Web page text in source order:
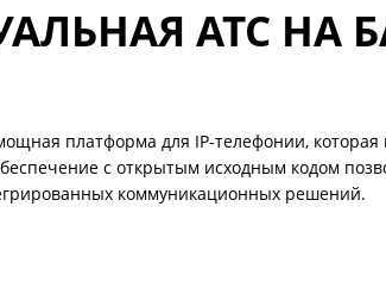
АТС НА
платформа для IP-телефонии,
с открытым исходным кодом
коммуникационных решений.